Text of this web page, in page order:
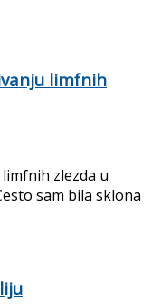
limfnih
zlezda u
sam bila sklona